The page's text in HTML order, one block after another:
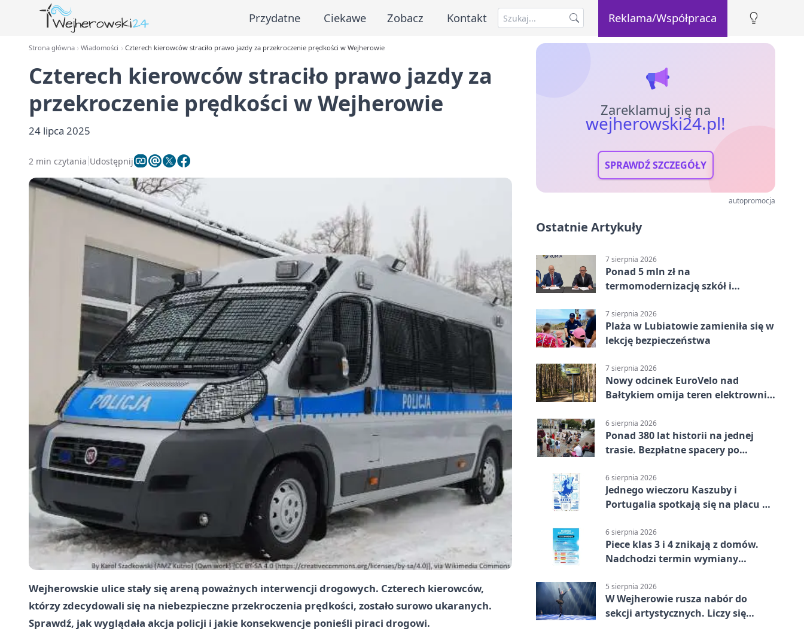
Przydatne Ciekawe Zobacz Kontakt Reklama/Współpraca
Strona główna Wiadomości Czterech kierowców straciło prawo jazdy za przekroczenie prędkości w Wejherowie
Czterech kierowców straciło prawo jazdy za
przekroczenie prędkości w Wejherowie
24 lipca 2025
2 min czytania Udostępnij
Wejherowskie ulice stały się areną poważnych interwencji drogowych. Czterech kierowców,
którzy zdecydowali się na niebezpieczne przekroczenia prędkości, zostało surowo ukaranych.
Sprawdź, jak wyglądała akcja policji i jakie konsekwencje ponieśli piraci drogowi.
Zareklamuj się na
wejherowski24.pl!
SPRAWDŹ SZCZEGÓŁY
autopromocja
Ostatnie Artykuły
7 sierpnia 2026
Ponad 5 mln zł na
termomodernizację szkół i
7 sierpnia 2026
Plaża w Lubiatowie zamieniła się w
lekcję bezpieczeństwa
7 sierpnia 2026
Nowy odcinek EuroVelo nad
Bałtykiem omija teren elektrowni
6 sierpnia 2026
Ponad 380 lat historii na jednej
trasie. Bezpłatne spacery po
6 sierpnia 2026
Jednego wieczoru Kaszuby i
Portugalia spotkają się na placu w
6 sierpnia 2026
Piece klas 3 i 4 znikają z domów.
Nadchodzi termin wymiany
5 sierpnia 2026
W Wejherowie rusza nabór do
sekcji artystycznych. Liczy się